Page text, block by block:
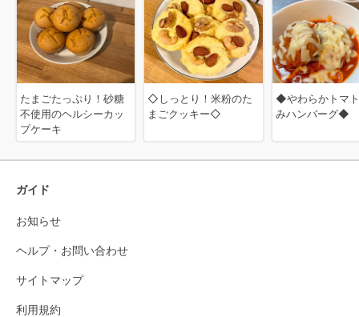
たまごたっぷり！砂糖
不使用のヘルシーカッ
プケーキ
◇しっとり！米粉のた
まごクッキー◇
◆やわらかトマ
みハンバーグ◆
ガイド
お知らせ
ヘルプ・お問い合わせ
サイトマップ
利用規約